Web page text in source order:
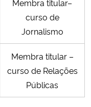
Membra titular–
curso de
Jornalismo
Membra titular –
curso de Relações
Públicas